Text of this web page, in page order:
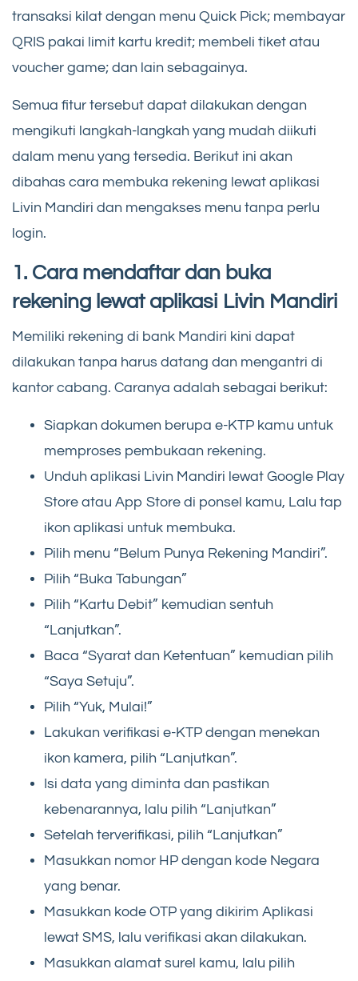
transaksi kilat dengan menu Quick Pick; membayar
QRIS pakai limit kartu kredit; membeli tiket atau
voucher game; dan lain sebagainya.
Semua fitur tersebut dapat dilakukan dengan
mengikuti langkah-langkah yang mudah diikuti
dalam menu yang tersedia. Berikut ini akan
dibahas cara membuka rekening lewat aplikasi
Livin Mandiri dan mengakses menu tanpa perlu
login.
1. Cara mendaftar dan buka
rekening lewat aplikasi Livin Mandiri
Memiliki rekening di bank Mandiri kini dapat
dilakukan tanpa harus datang dan mengantri di
kantor cabang. Caranya adalah sebagai berikut:
Siapkan dokumen berupa e-KTP kamu untuk
memproses pembukaan rekening.
Unduh aplikasi Livin Mandiri lewat Google Play
Store atau App Store di ponsel kamu, Lalu tap
ikon aplikasi untuk membuka.
Pilih menu “Belum Punya Rekening Mandiri”.
Pilih “Buka Tabungan”
Pilih “Kartu Debit” kemudian sentuh
“Lanjutkan”.
Baca “Syarat dan Ketentuan” kemudian pilih
“Saya Setuju”.
Pilih “Yuk, Mulai!”
Lakukan verifikasi e-KTP dengan menekan
ikon kamera, pilih “Lanjutkan”.
Isi data yang diminta dan pastikan
kebenarannya, lalu pilih “Lanjutkan”
Setelah terverifikasi, pilih “Lanjutkan”
Masukkan nomor HP dengan kode Negara
yang benar.
Masukkan kode OTP yang dikirim Aplikasi
lewat SMS, lalu verifikasi akan dilakukan.
Masukkan alamat surel kamu, lalu pilih